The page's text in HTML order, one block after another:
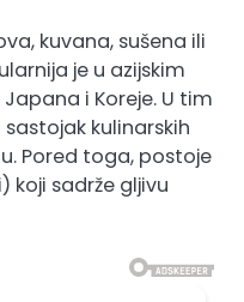
kuvana, sušena ili
je u azijskim
i Koreje. U tim
kulinarskih
Pored toga, postoje
koji sadrže gljivu